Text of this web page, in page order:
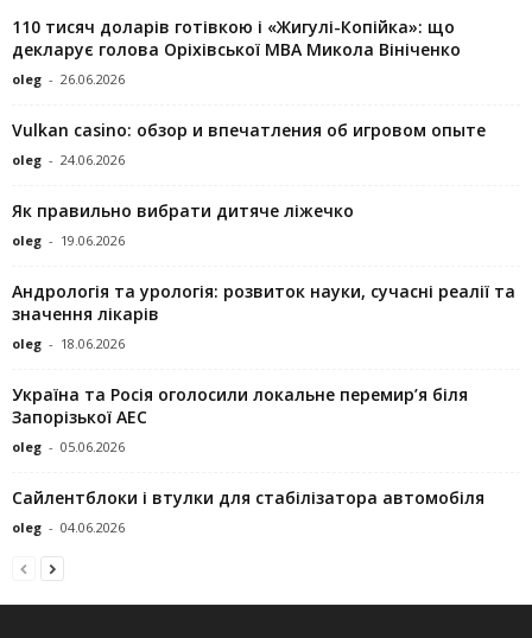
110 тисяч доларів готівкою і «Жигулі-Копійка»: що
декларує голова Оріхівської МВА Микола Вініченко
oleg - 26.06.2026
Vulkan casino: обзор и впечатления об игровом опыте
oleg - 24.06.2026
Як правильно вибрати дитяче ліжечко
oleg - 19.06.2026
Андрологія та урологія: розвиток науки, сучасні реалії та
значення лікарів
oleg - 18.06.2026
Україна та Росія оголосили локальне перемир’я біля
Запорізької АЕС
oleg - 05.06.2026
Сайлентблоки і втулки для стабілізатора автомобіля
oleg - 04.06.2026